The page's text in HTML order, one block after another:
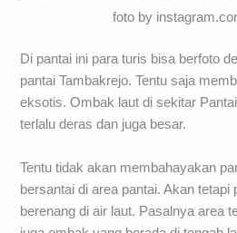
foto by
Di pantai ini para turis bisa berfoto
pantai Tambakrejo. Tentu saja
eksotis. Ombak laut di sekitar
terlalu deras dan juga besar.
Tentu tidak akan membahayakan
bersantai di area pantai. Akan tetapi
berenang di air laut. Pasalnya area